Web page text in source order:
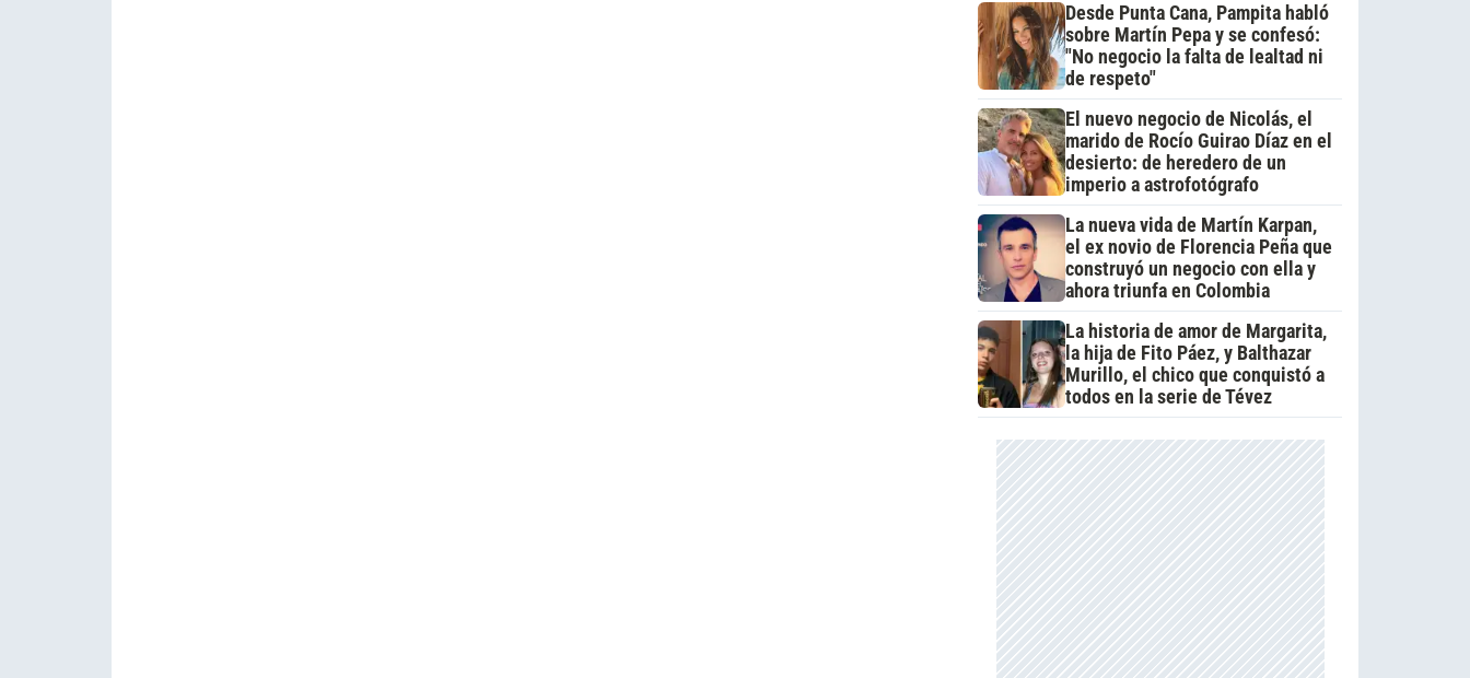
Desde Punta Cana, Pampita habló
sobre Martín Pepa y se confesó:
"No negocio la falta de lealtad ni
de respeto"
El nuevo negocio de Nicolás, el
marido de Rocío Guirao Díaz en el
desierto: de heredero de un
imperio a astrofotógrafo
La nueva vida de Martín Karpan,
el ex novio de Florencia Peña que
construyó un negocio con ella y
ahora triunfa en Colombia
La historia de amor de Margarita,
la hija de Fito Páez, y Balthazar
Murillo, el chico que conquistó a
todos en la serie de Tévez